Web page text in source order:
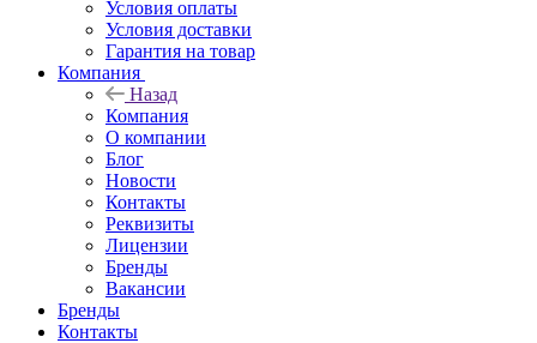
Условия оплаты
Условия доставки
Гарантия на товар
Компания
Назад
Компания
О компании
Блог
Новости
Контакты
Реквизиты
Лицензии
Бренды
Вакансии
Бренды
Контакты